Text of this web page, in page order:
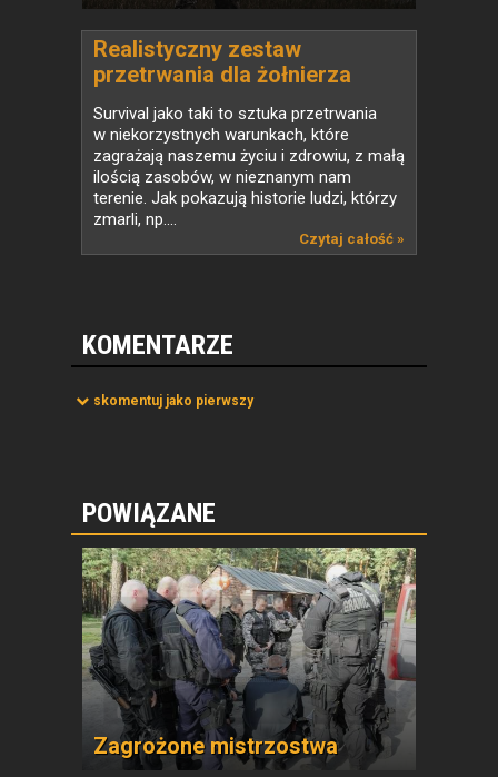
Realistyczny zestaw
przetrwania dla żołnierza
piechoty
Survival jako taki to sztuka przetrwania
w niekorzystnych warunkach, które
zagrażają naszemu życiu i zdrowiu, z małą
ilością zasobów, w nieznanym nam
terenie. Jak pokazują historie ludzi, którzy
zmarli, np....
Czytaj całość »
KOMENTARZE
skomentuj jako pierwszy
POWIĄZANE
Zagrożone mistrzostwa